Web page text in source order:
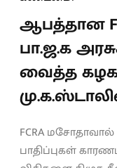
ஆபத்தான
பா.ஜ.க
வைத்த
FCRA
பாதிப்புகள்